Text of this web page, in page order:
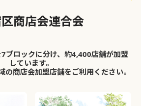
商店会連合会
ブロックに分け、約4,400店舗が加盟
しています。
の商店会加盟店舗をご利用ください。